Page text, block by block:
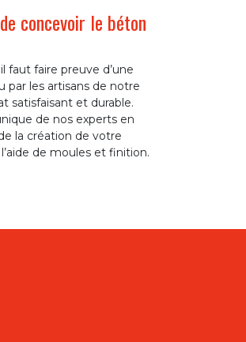
concevoir le béton
faire preuve d’une
les artisans de notre
satisfaisant et durable.
de nos experts en
la création de votre
de moules et finition.